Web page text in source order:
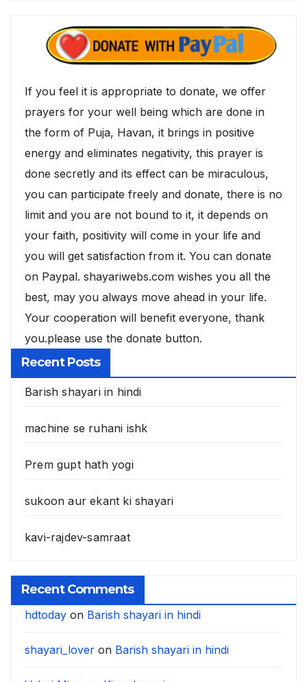
If you feel it is appropriate to donate, we offer
prayers for your well being which are done in
the form of Puja, Havan, it brings in positive
energy and eliminates negativity, this prayer is
done secretly and its effect can be miraculous,
you can participate freely and donate, there is no
limit and you are not bound to it, it depends on
your faith, positivity will come in your life and
you will get satisfaction from it. You can donate
on Paypal. shayariwebs.com wishes you all the
best, may you always move ahead in your life.
Your cooperation will benefit everyone, thank
you.please use the donate button.
Recent Posts
Barish shayari in hindi
machine se ruhani ishk
Prem gupt hath yogi
sukoon aur ekant ki shayari
kavi-rajdev-samraat
Recent Comments
hdtoday on Barish shayari in hindi
shayari_lover on Barish shayari in hindi